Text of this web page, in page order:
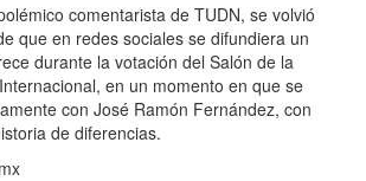
comentarista de TUDN, se volvió
que en redes sociales se difundiera un
durante la votación del Salón de la
en un momento en que se
con José Ramón Fernández, con
de diferencias.